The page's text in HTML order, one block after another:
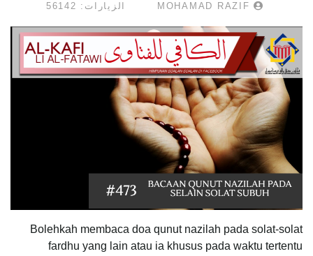
MOHAMAD RAZIF الزيارات: 56142
Bolehkah membaca doa qunut nazilah pada solat-solat
fardhu yang lain atau ia khusus pada waktu tertentu